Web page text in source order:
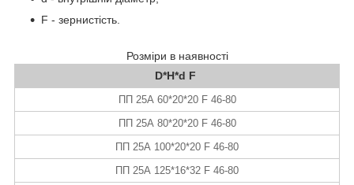
F - зернистість.
Розміри в наявності
D*H*d F
ПП 25А 60*20*20 F 46-80
ПП 25А 80*20*20 F 46-80
ПП 25А 100*20*20 F 46-80
ПП 25А 125*16*32 F 46-80